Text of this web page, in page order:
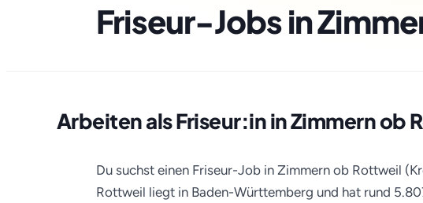
Friseur-Jobs in
Arbeiten als Friseur:in in Zimmern ob
Du suchst einen Friseur-Job in Zimmern ob Rottweil
Rottweil liegt in Baden-Württemberg und hat rund